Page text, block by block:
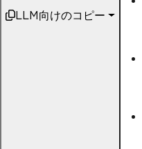
LLM向けのコピー